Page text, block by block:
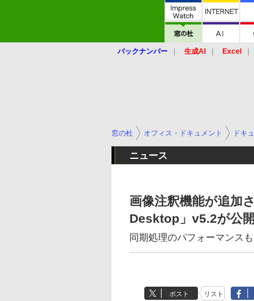
バックナンバー 生成AI Excel
窓の杜 オフィス・ドキュメント ドキ
ニュース
画像注釈機能が追加
Desktop」v5.2が公開
同期処理のパフォーマンス
ポスト リスト